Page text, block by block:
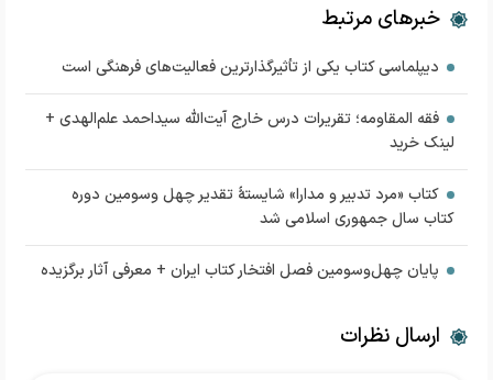
خبرهای مرتبط
دیپلماسی کتاب یکی از تأثیرگذارترین فعالیت‌های فرهنگی است
فقه المقاومه؛ تقریرات درس خارج آیت‌الله سیداحمد علم‌الهدی +
لینک خرید
کتاب «مرد تدبیر و مدارا» شایستۀ تقدیر چهل ‌وسومین دوره
کتاب سال جمهوری اسلامی شد
پایان چهل‌وسومین فصل افتخار کتاب ایران + معرفی آثار برگزیده
ارسال نظرات